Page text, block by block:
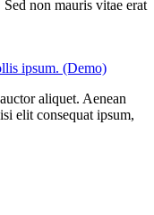
non mauris vitae erat
ipsum. (Demo)
aliquet. Aenean
elit consequat ipsum,